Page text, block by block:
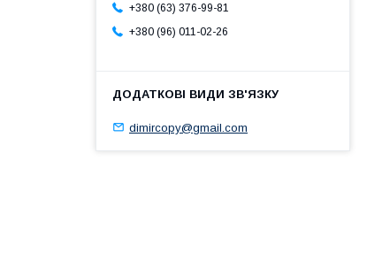
+380 (63) 376-99-81
+380 (96) 011-02-26
dimircopy@gmail.com